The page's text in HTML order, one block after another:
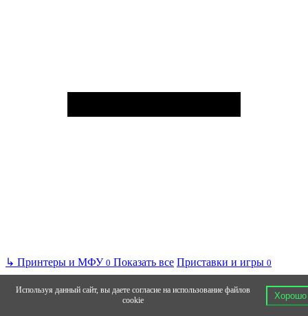
↳ Принтеры и МФУ 0 Показать все Приставки и игры 0
Используя данный сайт, вы даете согласие на использование файлов
cookie
Хорошо